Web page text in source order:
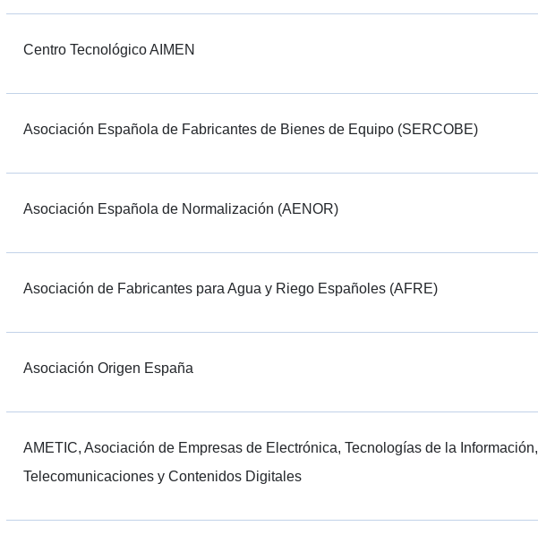
Centro Tecnológico AIMEN
Asociación Española de Fabricantes de Bienes de Equipo (SERCOBE)
Asociación Española de Normalización (AENOR)
Asociación de Fabricantes para Agua y Riego Españoles (AFRE)
Asociación Origen España
AMETIC, Asociación de Empresas de Electrónica, Tecnologías de la Información,
Telecomunicaciones y Contenidos Digitales